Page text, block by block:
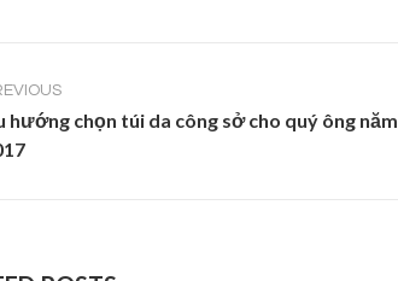
hướng chọn túi da công sở cho quý ông năm